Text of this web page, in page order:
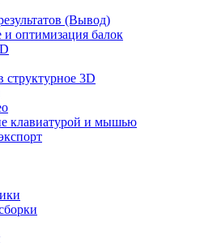
(Вывод)
оптимизация балок
структурное 3D
клавиатурой и мышью